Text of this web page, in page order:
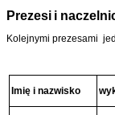
Prezesi i
Kolejnymi prezesami
Imię i nazwisko